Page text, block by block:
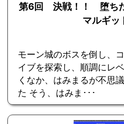
第6回 決戦！！ 堕ち
マルギッ
モーン城のボスを倒し、
イブを探索し、順調にレ
くなか、はみまるが不思
た そう、はみま･･･